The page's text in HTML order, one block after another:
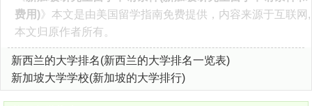
费用)》本文是由美国留学指南免费提供，内容来源于互联网,
本文归原作者所有。
新西兰的大学排名(新西兰的大学排名一览表)
新加坡大学学校(新加坡的大学排行)